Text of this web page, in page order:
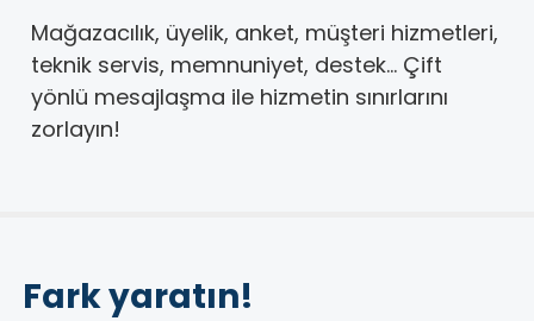
Mağazacılık, üyelik, anket, müşteri hizmetleri,
teknik servis, memnuniyet, destek... Çift
yönlü mesajlaşma ile hizmetin sınırlarını
zorlayın!
Fark yaratın!